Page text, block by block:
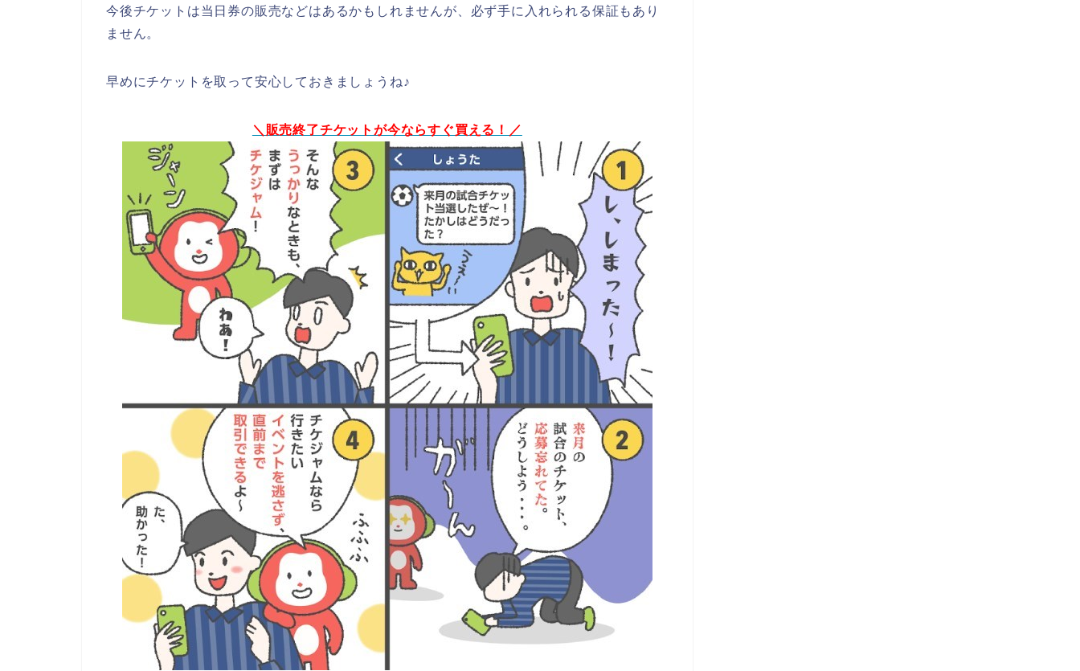
今後チケットは当日券の販売などはあるかもしれませんが、必ず手に入れられる保証もあり
ません。
早めにチケットを取って安心しておきましょうね♪
＼販売終了チケットが今ならすぐ買える！／